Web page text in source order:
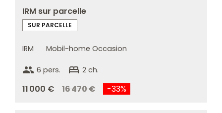
IRM sur parcelle
SUR PARCELLE
IRM Mobil-home Occasion
group 6 pers. bed 2 ch.
11 000 € 16 470 € -33%